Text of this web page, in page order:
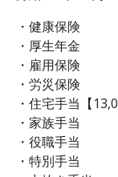
・健康保険
・厚生年金
・雇用保険
・労災保険
・住宅手当【
・家族手当
・役職手当
・特別手当